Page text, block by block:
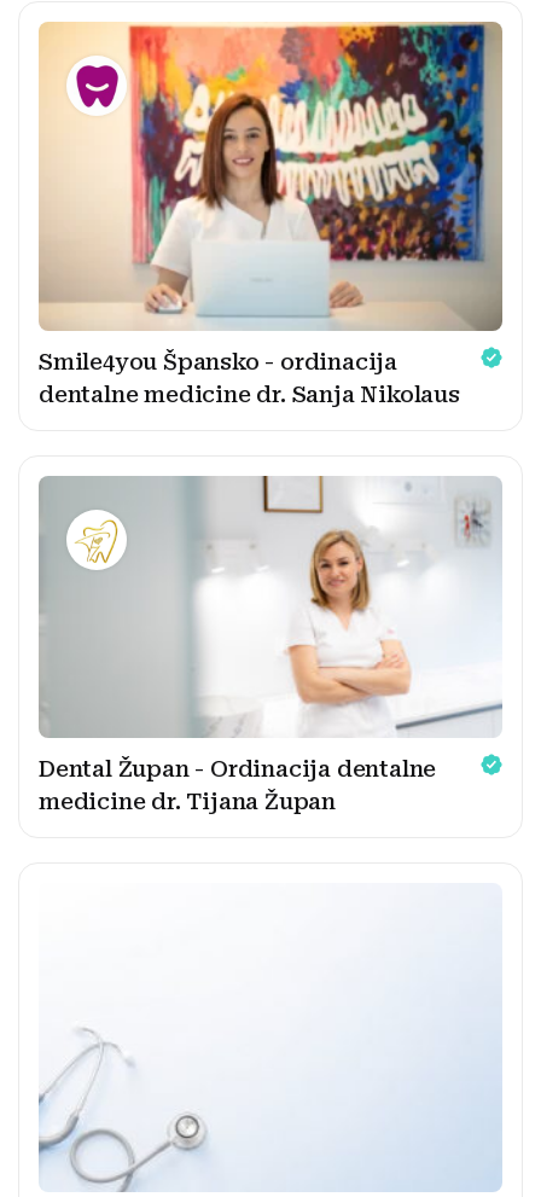
Smile4you Špansko - ordinacija
dentalne medicine dr. Sanja Nikolaus
Dental Župan - Ordinacija dentalne
medicine dr. Tijana Župan